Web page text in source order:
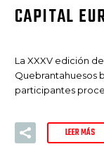
CAPITAL
La XXXV edición
Quebrantahuesos
participantes
LEER MÁS